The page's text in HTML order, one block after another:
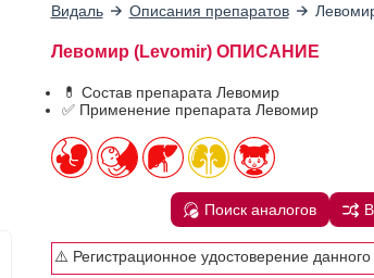
Видаль Описания препаратов
Левомир (Levomir) ОПИСАНИЕ
💊 Состав препарата Левомир
✅ Применение препарата Левомир
Поиск аналогов
⚠️ Регистрационное удостоверение